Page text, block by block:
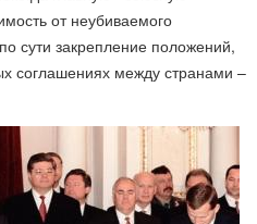
от неубиваемого
сути закрепление положений,
соглашениях между странами –